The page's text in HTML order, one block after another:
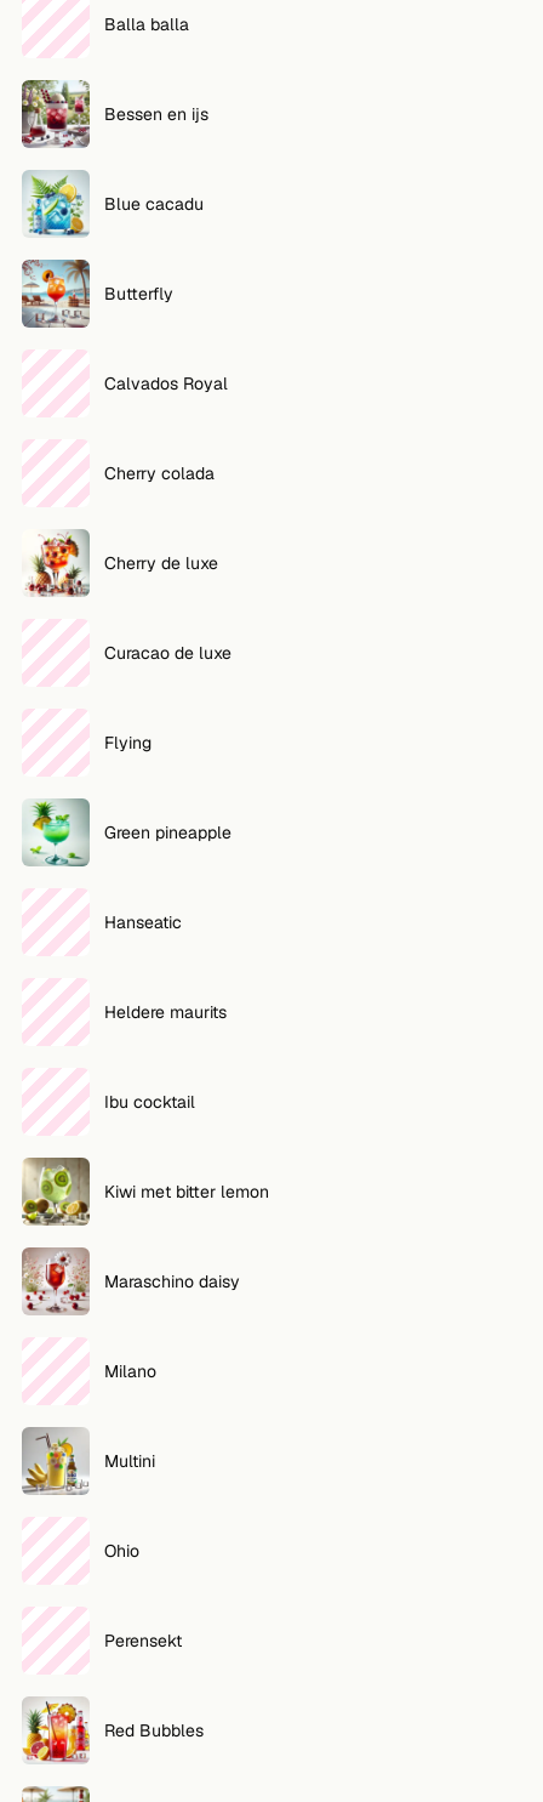
Balla balla
Bessen en ijs
Blue cacadu
Butterfly
Calvados Royal
Cherry colada
Cherry de luxe
Curacao de luxe
Flying
Green pineapple
Hanseatic
Heldere maurits
Ibu cocktail
Kiwi met bitter lemon
Maraschino daisy
Milano
Multini
Ohio
Perensekt
Red Bubbles